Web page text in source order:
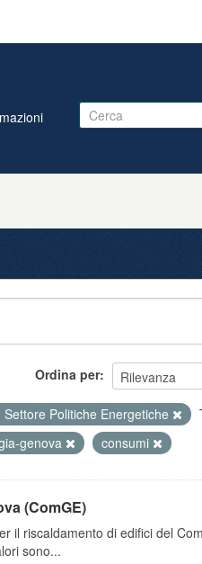
Ordina per
Politiche Energetiche
genova consumi
(ComGE)
il riscaldamento di edifici del
sono...